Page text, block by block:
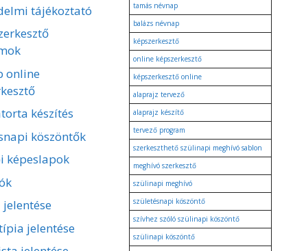
tájékoztató
online
készítés
köszöntők
képeslapok
jelentése
tamás névnap
balázs névnap
képszerkesztő
online képszerkesztő
képszerkesztő online
alaprajz tervező
alaprajz készítő
tervező program
szerkeszthető szülinapi meghívó sablon
meghívó szerkesztő
szülinapi meghívó
születésnapi köszöntő
szívhez szóló szülinapi köszöntő
szülinapi köszöntő